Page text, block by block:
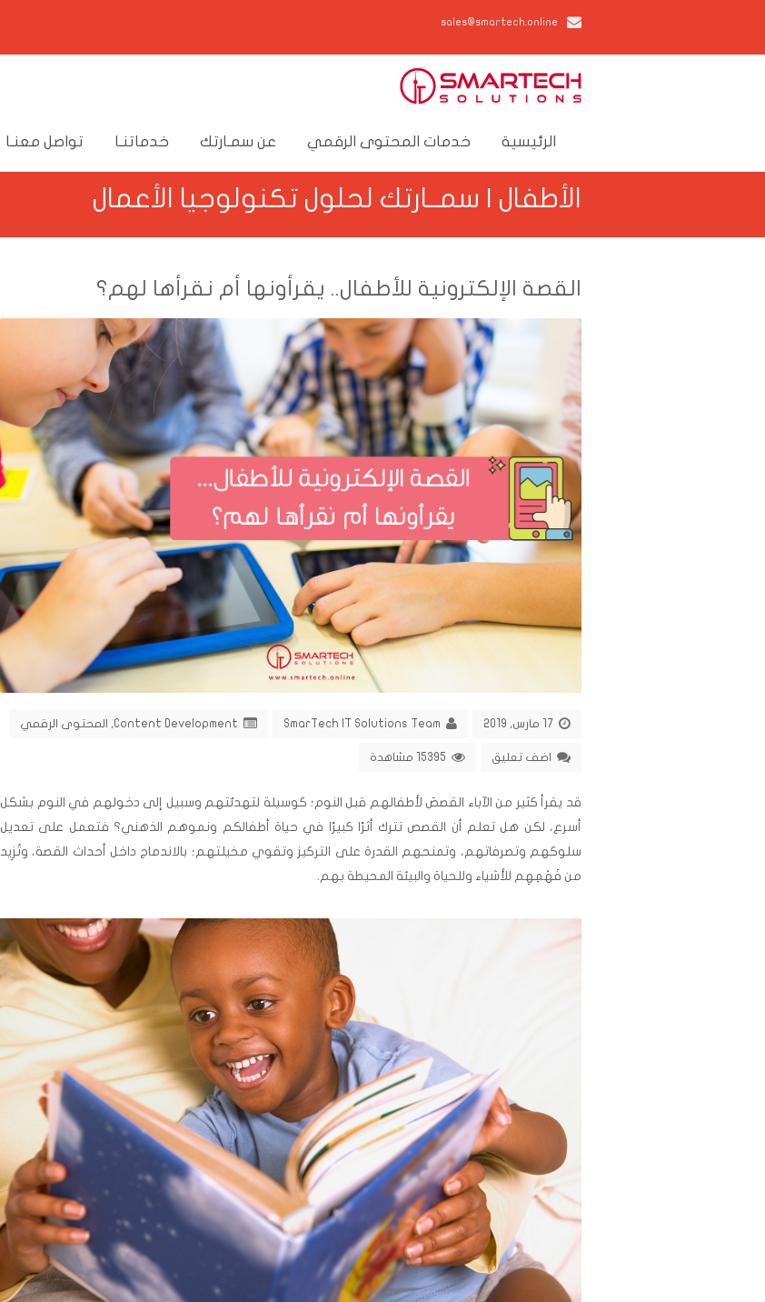
sales@smartech.online
الرئيسية خدمات المحتوى الرقمي عن سمـارتك خدماتنـا تواصل معنـا
الأطفال | سمــارتك لحلول تكنولوجيا الأعمال
القصة الإلكترونية للأطفال.. يقرأونها أم نقرأها لهم؟
SmarTech IT Solutions Team
Content Development
, المحتوى الرقمي
اضف تعليق
قد يقرأ كثير من الآباء القصصَ لأطفالهم قبل النوم؛ كوسيلة لتهدئتهم وسبيل إلى دخولهم في النوم بشكل
أسرع، لكن هل تعلم أن القصص تترك أثرًا كبيرًا في حياة أطفالكم ونموهم الذهني؟ فتعمل على تعديل
سلوكهم وتصرفاتهم، وتمنحهم القدرة على التركيز وتقوي مخيلتهم؛ بالاندماج داخل أحداث القصة، وتُزِيد
من فَهْمِهِم للأشياء وللحياة والبيئة المحيطة بهم.